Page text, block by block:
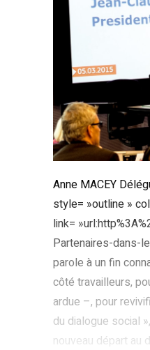
Anne MACEY
style= »outline »
link=
Partenaires-dans-
parole à un fin
côté travailleurs,
ardue –, pour
du dialogue social
nouveau départ au